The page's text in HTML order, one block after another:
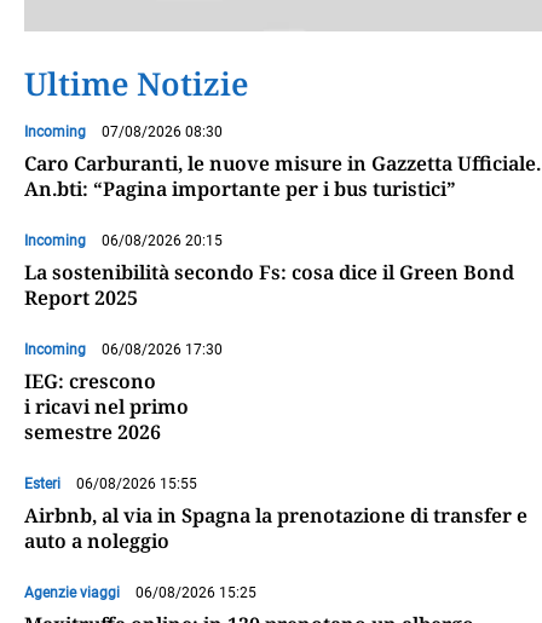
Ultime Notizie
Incoming 07/08/2026 08:30
Caro Carburanti, le nuove misure in Gazzetta Ufficiale.
An.bti: “Pagina importante per i bus turistici”
Incoming 06/08/2026 20:15
La sostenibilità secondo Fs: cosa dice il Green Bond
Report 2025
Incoming 06/08/2026 17:30
IEG: crescono
i ricavi nel primo
semestre 2026
Esteri 06/08/2026 15:55
Airbnb, al via in Spagna la prenotazione di transfer e
auto a noleggio
Agenzie viaggi 06/08/2026 15:25